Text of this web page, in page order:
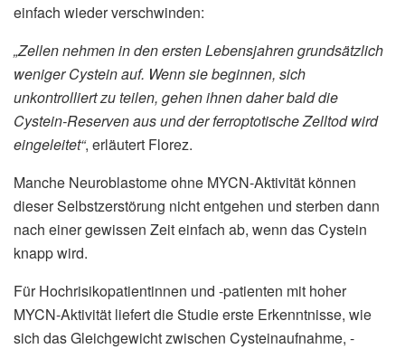
einfach wieder verschwinden:
„Zellen nehmen in den ersten Lebensjahren grundsätzlich
weniger Cystein auf. Wenn sie beginnen, sich
unkontrolliert zu teilen, gehen ihnen daher bald die
Cystein-Reserven aus und der ferroptotische Zelltod wird
eingeleitet“, erläutert Florez.
Manche Neuroblastome ohne MYCN-Aktivität können
dieser Selbstzerstörung nicht entgehen und sterben dann
nach einer gewissen Zeit einfach ab, wenn das Cystein
knapp wird.
Für Hochrisikopatientinnen und -patienten mit hoher
MYCN-Aktivität liefert die Studie erste Erkenntnisse, wie
sich das Gleichgewicht zwischen Cysteinaufnahme, -